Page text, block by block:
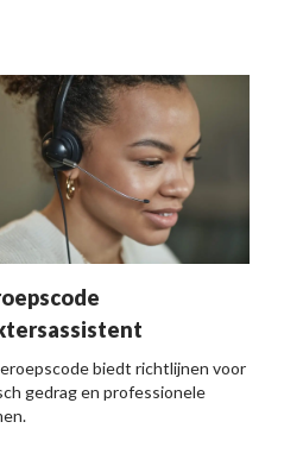
biedt richtlijnen voor
gedrag en professionele